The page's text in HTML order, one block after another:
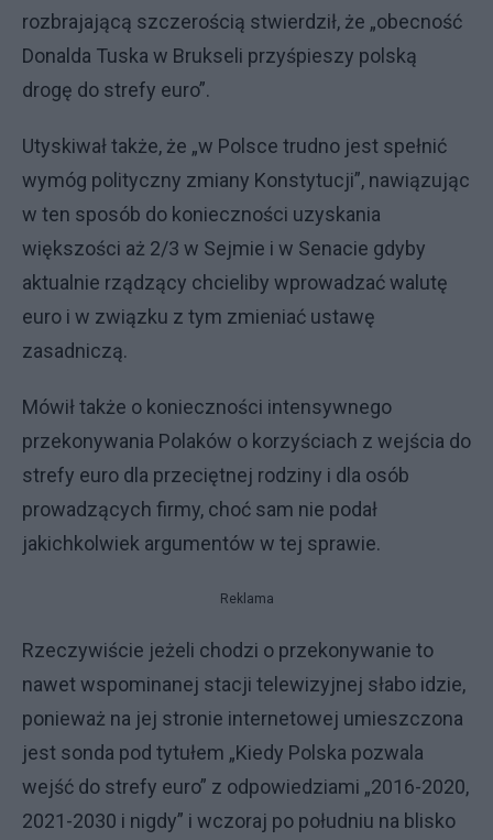
rozbrajającą szczerością stwierdził, że „obecność
Donalda Tuska w Brukseli przyśpieszy polską
drogę do strefy euro”.
Utyskiwał także, że „w Polsce trudno jest spełnić
wymóg polityczny zmiany Konstytucji”, nawiązując
w ten sposób do konieczności uzyskania
większości aż 2/3 w Sejmie i w Senacie gdyby
aktualnie rządzący chcieliby wprowadzać walutę
euro i w związku z tym zmieniać ustawę
zasadniczą.
Mówił także o konieczności intensywnego
przekonywania Polaków o korzyściach z wejścia do
strefy euro dla przeciętnej rodziny i dla osób
prowadzących firmy, choć sam nie podał
jakichkolwiek argumentów w tej sprawie.
Reklama
Rzeczywiście jeżeli chodzi o przekonywanie to
nawet wspominanej stacji telewizyjnej słabo idzie,
ponieważ na jej stronie internetowej umieszczona
jest sonda pod tytułem „Kiedy Polska pozwala
wejść do strefy euro” z odpowiedziami „2016-2020,
2021-2030 i nigdy” i wczoraj po południu na blisko